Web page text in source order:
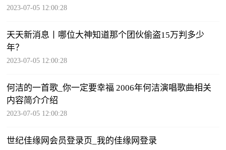
2023-07-05 12:00:28
天天新消息丨哪位大神知道那个团伙偷盗15万判多少
年？
2023-07-05 12:00:28
何洁的一首歌_你一定要幸福 2006年何洁演唱歌曲相关
内容简介介绍
2023-07-05 12:00:28
世纪佳缘网会员登录页_我的佳缘网登录